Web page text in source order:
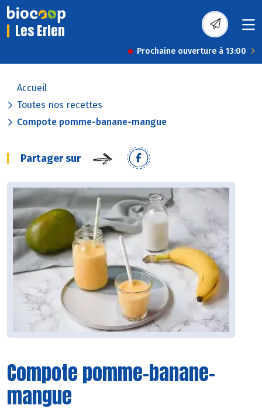
Les Erlen
Prochaine ouverture à 13:00
Accueil
Toutes nos recettes
Compote pomme-banane-mangue
Partager sur
Compote pomme-banane-
mangue